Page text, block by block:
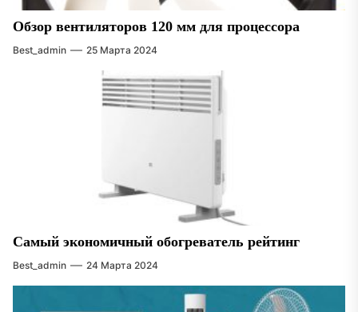
Обзор вентиляторов 120 мм для процессора
Best_admin 25 Марта 2024
Самый экономичный обогреватель рейтинг
Best_admin 24 Марта 2024